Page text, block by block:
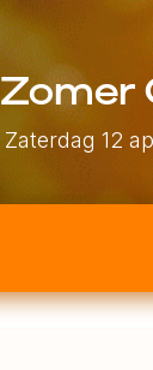
Zaterdag 12